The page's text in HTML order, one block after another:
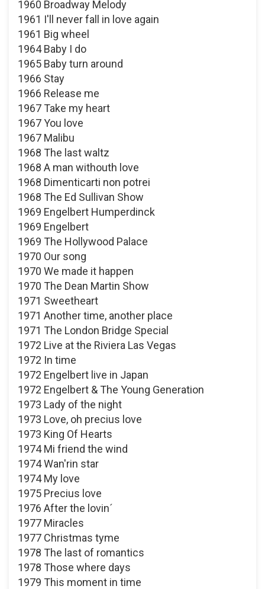
1960 Broadway Melody
1961 I'll never fall in love again
1961 Big wheel
1964 Baby I do
1965 Baby turn around
1966 Stay
1966 Release me
1967 Take my heart
1967 You love
1967 Malibu
1968 The last waltz
1968 A man withouth love
1968 Dimenticarti non potrei
1968 The Ed Sullivan Show
1969 Engelbert Humperdinck
1969 Engelbert
1969 The Hollywood Palace
1970 Our song
1970 We made it happen
1970 The Dean Martin Show
1971 Sweetheart
1971 Another time, another place
1971 The London Bridge Special
1972 Live at the Riviera Las Vegas
1972 In time
1972 Engelbert live in Japan
1972 Engelbert & The Young Generation
1973 Lady of the night
1973 Love, oh precius love
1973 King Of Hearts
1974 Mi friend the wind
1974 Wan'rin star
1974 My love
1975 Precius love
1976 After the lovin´
1977 Miracles
1977 Christmas tyme
1978 The last of romantics
1978 Those where days
1979 This moment in time